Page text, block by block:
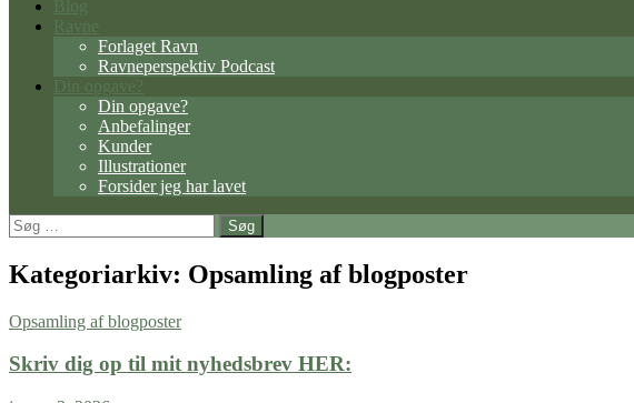
Forlaget Ravn
Ravneperspektiv Podcast
Din opgave?
Anbefalinger
Kunder
Illustrationer
Forsider jeg har lavet
Søg
efter:
Kategoriarkiv: Opsamling af blogposter
Opsamling af blogposter
Skriv dig op til mit nyhedsbrev HER: